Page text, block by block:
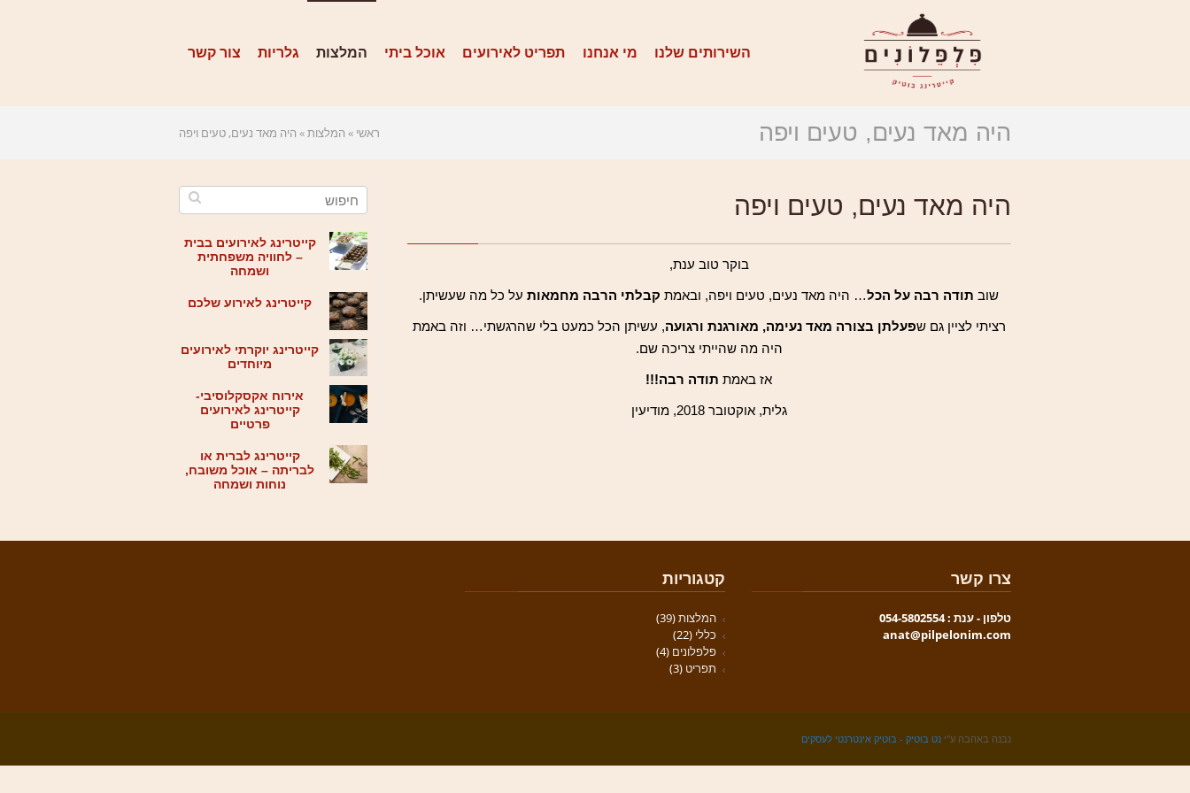
השירותים שלנו מי אנחנו תפריט לאירועים אוכל ביתי המלצות גלריות צור קשר
היה מאד נעים, טעים ויפה ראשי » המלצות» היה מאד נעים, טעים ויפה
היה מאד נעים, טעים ויפה
בוקר טוב ענת,
שוב תודה רבה על הכל… היה מאד נעים, טעים ויפה, ובאמת קבלתי הרבה מחמאותעל כל מה שעשיתן.
רציתי לציין גם שפעלתן בצורה מאד נעימה, מאורגנת ורגועה, עשיתן הכל כמעט בלי שהרגשתי… וזה באמת
היה מה שהייתי צריכה שם.
אז באמת תודה רבה!!!
גלית, אוקטובר 2018, מודיעין
קייטרינג לאירועים בבית
– לחוויה משפחתית
ושמחה
קייטרינג לאירוע שלכם
קייטרינג יוקרתי לאירועים
מיוחדים
אירוח אקסקלוסיבי-
קייטרינג לאירועים
פרטיים
קייטרינג לברית או
לבריתה – אוכל משובח,
נוחות ושמחה
צרו קשר
טלפון - ענת : 054-5802554
anat@pilpelonim.com
קטגוריות
המלצות(39)
כללי (22)
פלפלונים (4)
תפריט (3)
נבנה באהבה ע"י נט בוטיק - בוטיק אינטרנטי לעסקים